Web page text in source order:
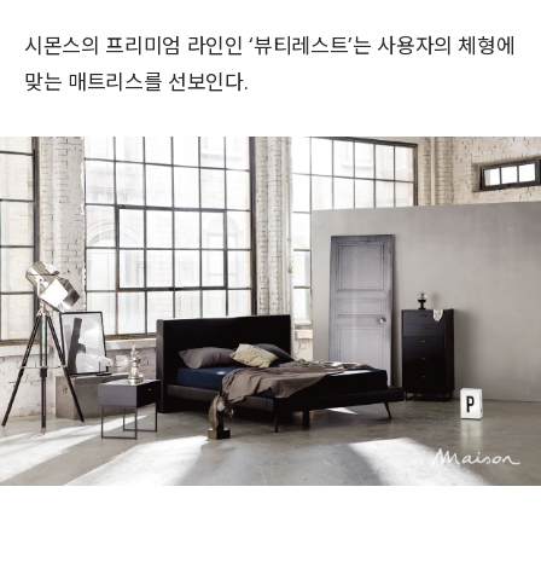
시몬스의 프리미엄 라인인 ‘뷰티레스트’는 사용자의 체형에
맞는 매트리스를 선보인다.